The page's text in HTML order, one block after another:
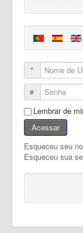
Nome de
Senha
Lembrar de
Acessar
Esqueceu seu
Esqueceu sua